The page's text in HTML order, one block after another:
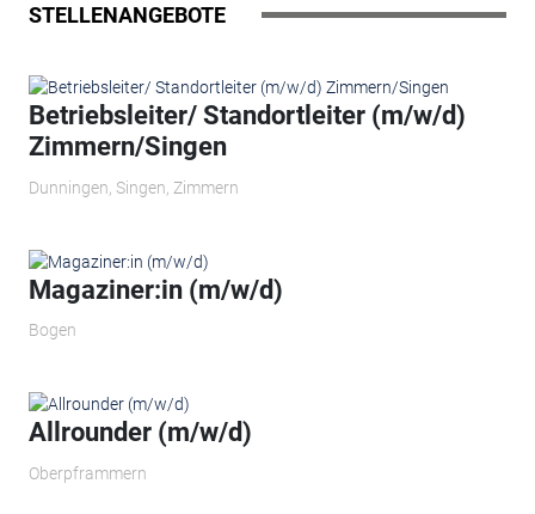
STELLENANGEBOTE
Betriebsleiter/ Standortleiter (m/w/d)
Zimmern/Singen
Dunningen, Singen, Zimmern
Magaziner:in (m/w/d)
Bogen
Allrounder (m/w/d)
Oberpframmern